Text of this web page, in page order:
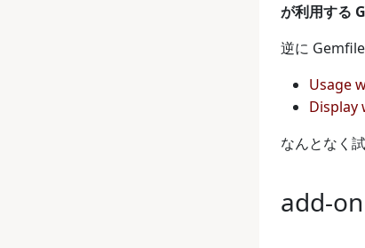
が利用する
逆に
Usage
Display
なんとなく
add-on